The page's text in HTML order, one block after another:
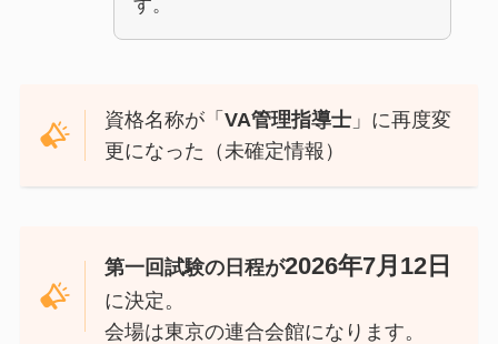
す。
資格名称が「VA管理指導士 」に再度変
更になった（未確定情報）
第一回試験の日程が2026年7月12日
に決定。
会場は東京の連合会館になります。